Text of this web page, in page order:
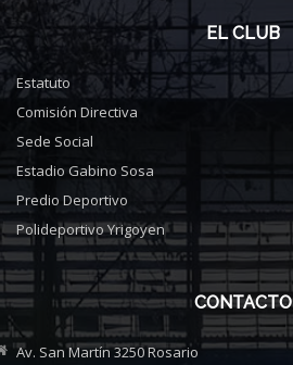
EL CLUB
Estatuto
Comisión Directiva
Sede Social
Estadio Gabino Sosa
Predio Deportivo
Polideportivo Yrigoyen
CONTACTO
Av. San Martín 3250 Rosario